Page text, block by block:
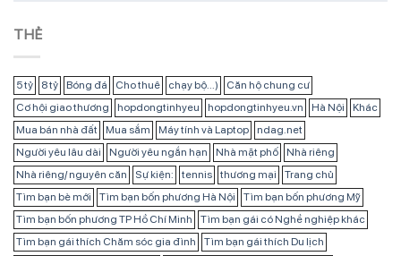
THẺ
5 tỷ 8 tỷ Bóng đá Cho thuê chạy bộ...)
Căn hộ chung cư
Cơ hội giao thương
hopdongtinhyeu hopdongtinhyeu.vn Hà Nội
Khác
Mua bán nhà đất
Mua sắm Máy tính và Laptop
ndag.net
Người yêu lâu dài
Người yêu ngắn hạn Nhà mặt phố
Nhà riêng
Nhà riêng/ nguyên căn
Sự kiện: tennis thương mại
Trang chủ
Tìm bạn bè mới
Tìm bạn bốn phương Hà Nội
Tìm bạn bốn phương Mỹ
Tìm bạn bốn phương TP Hồ Chí Minh
Tìm bạn gái có Nghề nghiệp khác
Tìm bạn gái thích Chăm sóc gia đình
Tìm bạn gái thích Du lịch